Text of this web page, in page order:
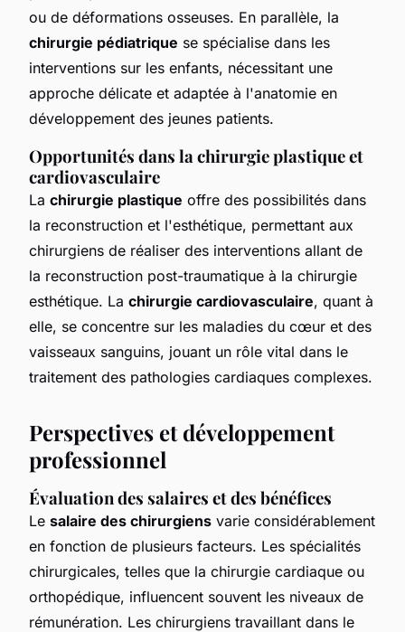
ou de déformations osseuses. En parallèle, la
chirurgie pédiatrique se spécialise dans les
interventions sur les enfants, nécessitant une
approche délicate et adaptée à l'anatomie en
développement des jeunes patients.
Opportunités dans la chirurgie plastique et
cardiovasculaire
La chirurgie plastique offre des possibilités dans
la reconstruction et l'esthétique, permettant aux
chirurgiens de réaliser des interventions allant de
la reconstruction post-traumatique à la chirurgie
esthétique. La chirurgie cardiovasculaire, quant à
elle, se concentre sur les maladies du cœur et des
vaisseaux sanguins, jouant un rôle vital dans le
traitement des pathologies cardiaques complexes.
Perspectives et développement
professionnel
Évaluation des salaires et des bénéfices
Le salaire des chirurgiens varie considérablement
en fonction de plusieurs facteurs. Les spécialités
chirurgicales, telles que la chirurgie cardiaque ou
orthopédique, influencent souvent les niveaux de
rémunération. Les chirurgiens travaillant dans le